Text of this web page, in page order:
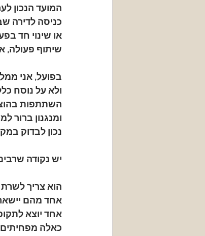
המועד הנכון
כניסה לדירה
או שינוי חד
שיתוף פעולה,
בפועל, אני
ולא על נוסח
השתתפות
ומנגנון ברור
נכון לבדוק
יש נקודה
הוא צריך
אחד מהם
אחד יוצא
כאלה מפחיתים